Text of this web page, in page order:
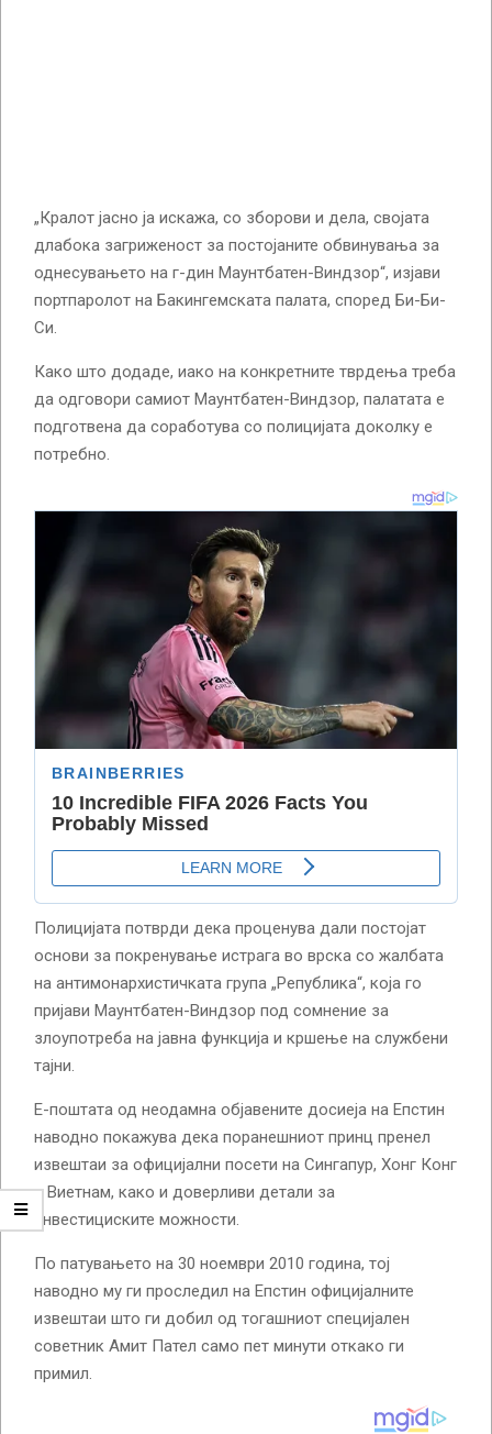
„Кралот јасно ја искажа, со зборови и дела, својата
длабока загриженост за постојаните обвинувања за
однесувањето на г-дин Маунтбатен-Виндзор“, изјави
портпаролот на Бакингемската палата, според Би-Би-
Си.
Како што додаде, иако на конкретните тврдења треба
да одговори самиот Маунтбатен-Виндзор, палатата е
подготвена да соработува со полицијата доколку е
потребно.
Полицијата потврди дека проценува дали постојат
основи за покренување истрага во врска со жалбата
на антимонархистичката група „Република“, која го
пријави Маунтбатен-Виндзор под сомнение за
злоупотреба на јавна функција и кршење на службени
тајни.
Е-поштата од неодамна објавените досиеја на Епстин
наводно покажува дека поранешниот принц пренел
извештаи за официјални посети на Сингапур, Хонг Конг
и Виетнам, како и доверливи детали за
инвестициските можности.
По патувањето на 30 ноември 2010 година, тој
наводно му ги проследил на Епстин официјалните
извештаи што ги добил од тогашниот специјален
советник Амит Пател само пет минути откако ги
примил.